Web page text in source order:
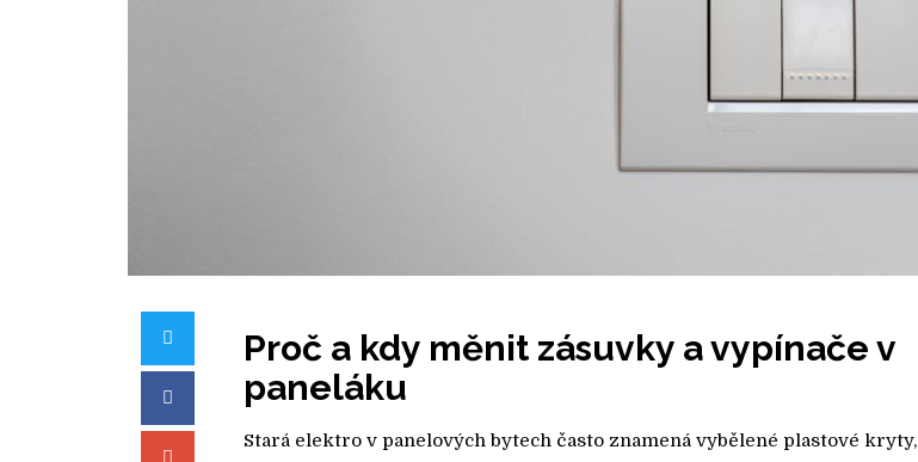
Facebook
Proč a kdy měnit zásuvky a vypínače v
paneláku
Stará elektro v panelových bytech často znamená vybělené plastové kryty,